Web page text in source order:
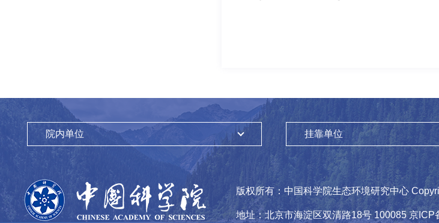
院内单位 挂靠单位
版权所有： 中国科学院生态环境研究中心
地址：北京市海淀区双清路18号 100085 京ICP